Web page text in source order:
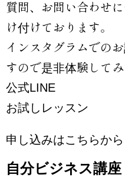
質問、お問い合わせ
け付けております。
インスタグラムでの
すので是非体験してみ
公式LINE
お試しレッスン
申し込みはこちらから
自分ビジネス講座